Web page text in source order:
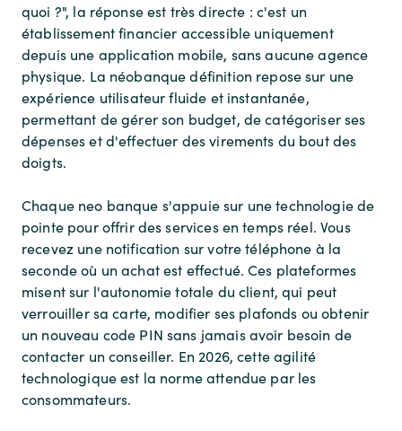
quoi ?", la réponse est très directe : c'est un
établissement financier accessible uniquement
depuis une application mobile, sans aucune agence
physique. La néobanque définition repose sur une
expérience utilisateur fluide et instantanée,
permettant de gérer son budget, de catégoriser ses
dépenses et d'effectuer des virements du bout des
doigts.
Chaque neo banque s'appuie sur une technologie de
pointe pour offrir des services en temps réel. Vous
recevez une notification sur votre téléphone à la
seconde où un achat est effectué. Ces plateformes
misent sur l'autonomie totale du client, qui peut
verrouiller sa carte, modifier ses plafonds ou obtenir
un nouveau code PIN sans jamais avoir besoin de
contacter un conseiller. En 2026, cette agilité
technologique est la norme attendue par les
consommateurs.